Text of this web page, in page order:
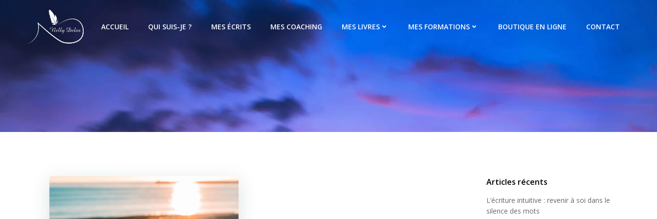
ACCUEIL QUI SUIS-JE ? MES ÉCRITS MES COACHING MES LIVRES MES FORMATIONS BOUTIQUE EN LIGNE CONTACT
Articles récents
L’écriture intuitive : revenir à soi dans le
silence des mots